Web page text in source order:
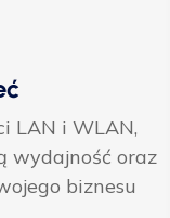
LAN i WLAN,
wydajność oraz
biznesu